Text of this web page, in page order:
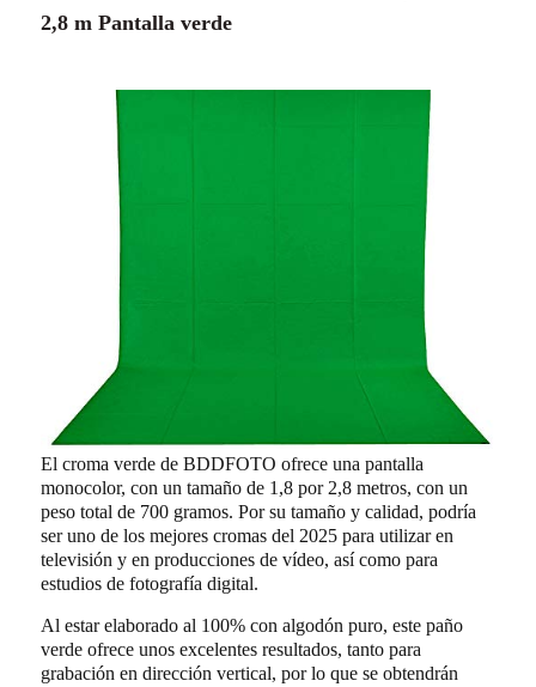
2,8 m Pantalla verde
El croma verde de BDDFOTO ofrece una pantalla
monocolor, con un tamaño de 1,8 por 2,8 metros, con un
peso total de 700 gramos. Por su tamaño y calidad, podría
ser uno de los mejores cromas del 2025 para utilizar en
televisión y en producciones de vídeo, así como para
estudios de fotografía digital.
Al estar elaborado al 100% con algodón puro, este paño
verde ofrece unos excelentes resultados, tanto para
grabación en dirección vertical, por lo que se obtendrán